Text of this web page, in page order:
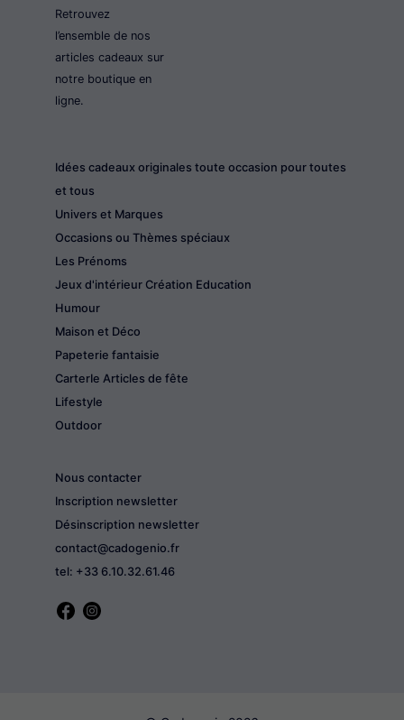
Retrouvez
l’ensemble de nos
articles cadeaux sur
notre boutique en
ligne.
Idées cadeaux originales toute occasion pour toutes
et tous
Univers et Marques
Occasions ou Thèmes spéciaux
Les Prénoms
Jeux d'intérieur Création Education
Humour
Maison et Déco
Papeterie fantaisie
CarterIe Articles de fête
Lifestyle
Outdoor
Nous contacter
Inscription newsletter
Désinscription newsletter
contact@cadogenio.fr
tel: +33 6.10.32.61.46